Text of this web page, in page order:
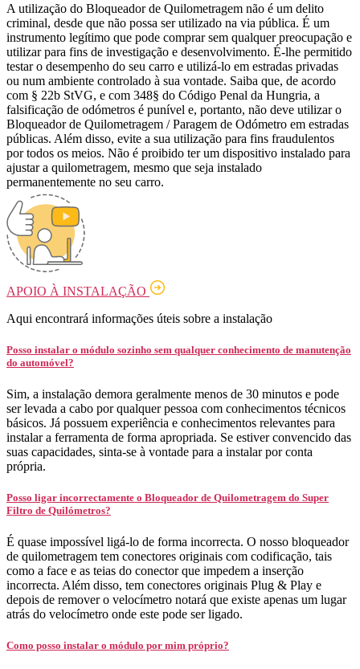
A utilização do Bloqueador de Quilometragem não é um delito
criminal, desde que não possa ser utilizado na via pública. É um
instrumento legítimo que pode comprar sem qualquer preocupação e
utilizar para fins de investigação e desenvolvimento. É-lhe permitido
testar o desempenho do seu carro e utilizá-lo em estradas privadas
ou num ambiente controlado à sua vontade. Saiba que, de acordo
com § 22b StVG, e com 348§ do Código Penal da Hungria, a
falsificação de odómetros é punível e, portanto, não deve utilizar o
Bloqueador de Quilometragem / Paragem de Odómetro em estradas
públicas. Além disso, evite a sua utilização para fins fraudulentos
por todos os meios. Não é proibido ter um dispositivo instalado para
ajustar a quilometragem, mesmo que seja instalado
permanentemente no seu carro.
APOIO À INSTALAÇÃO
Aqui encontrará informações úteis sobre a instalação
Posso instalar o módulo sozinho sem qualquer conhecimento de manutenção
do automóvel?
Sim, a instalação demora geralmente menos de 30 minutos e pode
ser levada a cabo por qualquer pessoa com conhecimentos técnicos
básicos. Já possuem experiência e conhecimentos relevantes para
instalar a ferramenta de forma apropriada. Se estiver convencido das
suas capacidades, sinta-se à vontade para a instalar por conta
própria.
Posso ligar incorrectamente o Bloqueador de Quilometragem do Super
Filtro de Quilómetros?
É quase impossível ligá-lo de forma incorrecta. O nosso bloqueador
de quilometragem tem conectores originais com codificação, tais
como a face e as teias do conector que impedem a inserção
incorrecta. Além disso, tem conectores originais Plug & Play e
depois de remover o velocímetro notará que existe apenas um lugar
atrás do velocímetro onde este pode ser ligado.
Como posso instalar o módulo por mim próprio?